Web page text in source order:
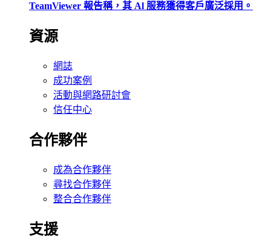
TeamViewer 報告稱，其 Al 服務獲得客戶廣泛採用。
資源
網誌
成功案例
活動與網路研討會
信任中心
合作夥伴
成為合作夥伴
尋找合作夥伴
整合合作夥伴
支援